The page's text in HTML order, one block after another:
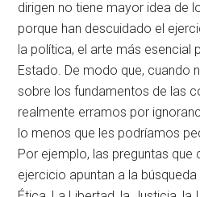
dirigen no tiene mayor idea de
porque han descuidado el
la política, el arte más esencial
Estado. De modo que, cuando
sobre los fundamentos de las
realmente erramos por
lo menos que les podríamos
Por ejemplo, las preguntas que
ejercicio apuntan a la